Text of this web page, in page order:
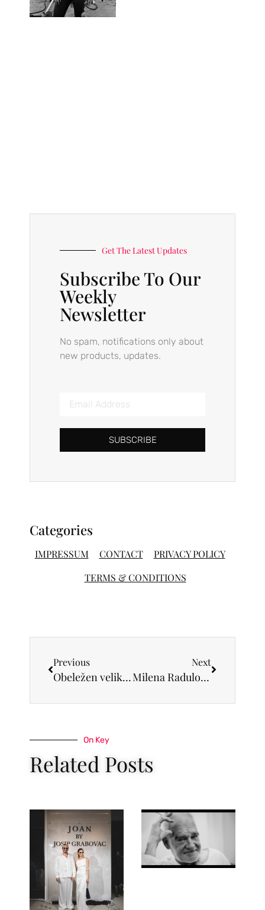
Get The Latest Updates
Subscribe To Our
Weekly
Newsletter
No spam, notifications only about
new products, updates.
SUBSCRIBE
Categories
IMPRESSUM CONTACT
PRIVACY POLICY
TERMS & CONDITIONS
Previous
Obeležen veliki jubilej Galerije Lazar Vozarević u Sremskoj Mitrovici – pet decenija postojanja!
Next
Milena Radulović dobitnica priznanja za žensku hrabrost za 2023. godinu kompanije Avon
On Key
Related Posts